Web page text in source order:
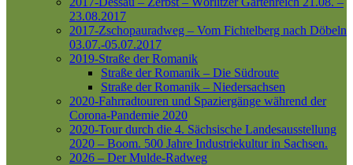
23.08.2017
2017-Zschopauradweg – Vom Fichtelberg nach Döbeln
03.07.-05.07.2017
2019-Straße der Romanik
Straße der Romanik – Die Südroute
Straße der Romanik – Niedersachsen
2020-Fahrradtouren und Spaziergänge während der
Corona-Pandemie 2020
2020-Tour durch die 4. Sächsische Landesausstellung
2020 – Boom. 500 Jahre Industriekultur in Sachsen.
2026 – Der Mulde-Radweg